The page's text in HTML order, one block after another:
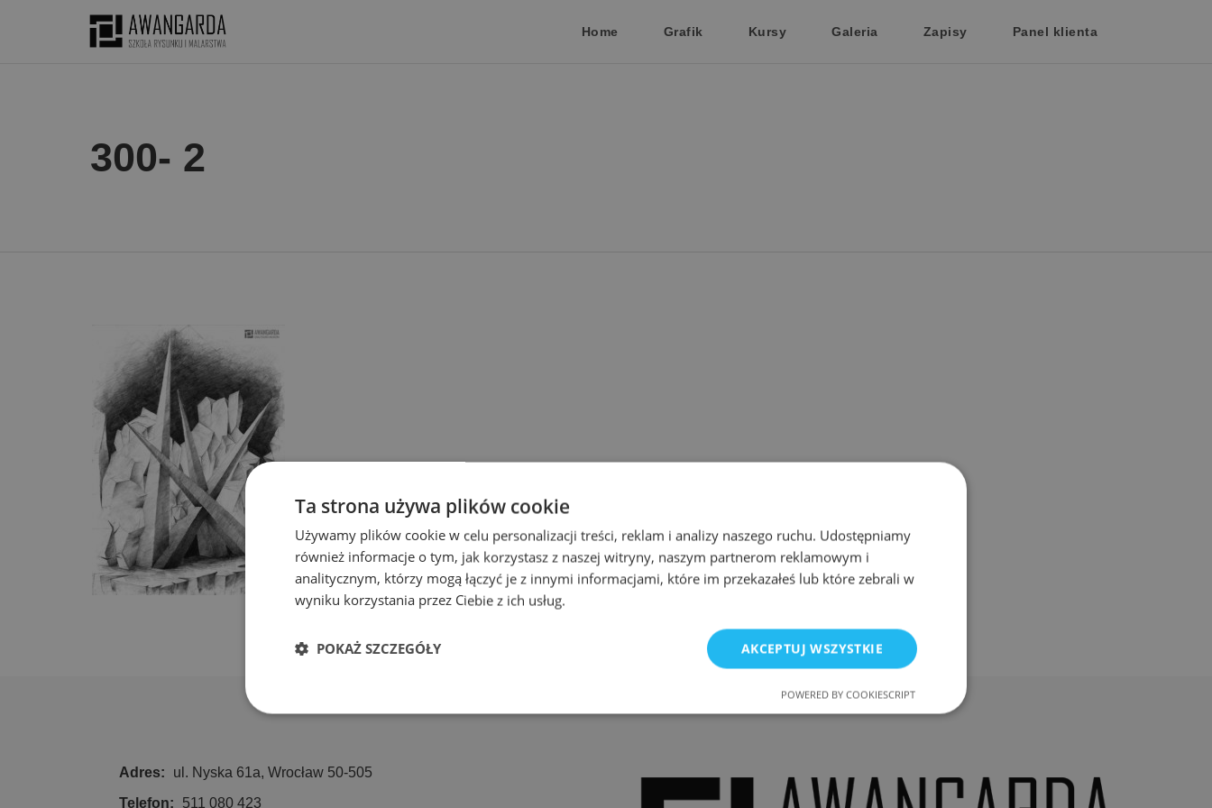
Home Grafik Kursy Galeria Zapisy Panel klienta
300- 2
Adres:
ul. Nyska 61a, Wrocław 50-505
Telefon:
511 080 423
Ta strona używa plików cookie
Używamy plików cookie w celu personalizacji treści, reklam i analizy naszego ruchu. Udostępniamy
również informacje o tym, jak korzystasz z naszej witryny, naszym partnerom reklamowym i
analitycznym, którzy mogą łączyć je z innymi informacjami, które im przekazałeś lub które zebrali w
wyniku korzystania przez Ciebie z ich usług.
AKCEPTUJ WSZYSTKIE
POKAŻ SZCZEGÓŁY
Funkcjonalność
POWERED BY COOKIESCRIPT